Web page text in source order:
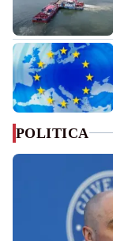
POLITICA